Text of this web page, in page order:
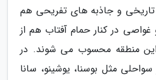
و جاذبه های تفریحی هم
غواصی در کنار حمام آفتاب هم از
منطقه محسوب می شوند. در
سواحلی مثل بوسنا، یوشینو، سانا